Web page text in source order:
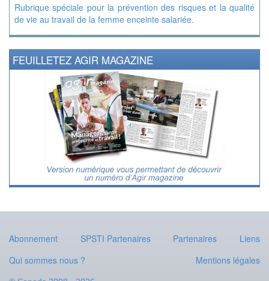
Rubrique spéciale pour la prévention des risques et la qualité
de vie au travail de la femme enceinte salariée.
FEUILLETEZ AGIR MAGAZINE
Abonnement SPSTI Partenaires Partenaires
Liens
Qui sommes nous ?
Mentions légales